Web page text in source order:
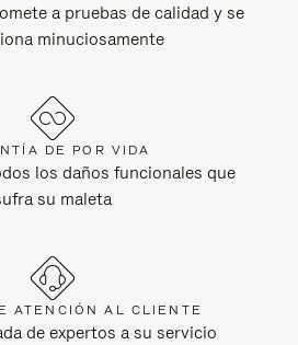
a pruebas de calidad y se
minuciosamente
DE POR VIDA
los daños funcionales que
su maleta
ATENCIÓN AL CLIENTE
de expertos a su servicio